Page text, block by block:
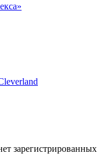
зарегистрированных